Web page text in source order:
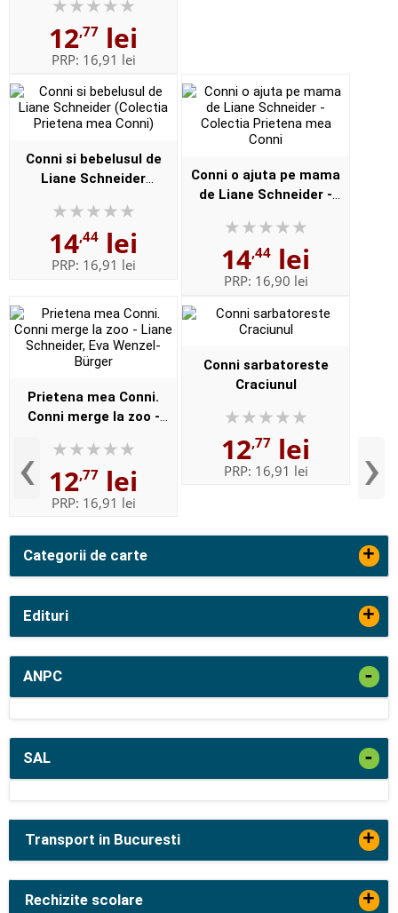
Categorii de carte +
Edituri +
ANPC -
SAL -
‹
Conni
12,77 lei
PRP: 16,91 lei
Conni si bebelusul de
Liane Schneider
Conni)
14,44 lei
PRP: 16,91 lei
Conni o ajuta pe mama
de Liane Schneider -
Conni
14,44 lei
PRP: 16,90 lei
Prietena mea Conni.
Conni merge la zoo -
Wenzel-Bürger
12,77 lei
PRP: 16,91 lei
Conni sarbatoreste
Craciunul
12,77 lei
PRP: 16,91 lei ›
Transport in Bucuresti +
Rechizite scolare +